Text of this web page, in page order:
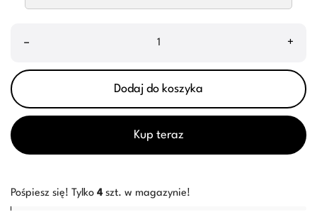
– +
Dodaj do koszyka
Kup teraz
Pośpiesz się! Tylko 4 szt. w magazynie!